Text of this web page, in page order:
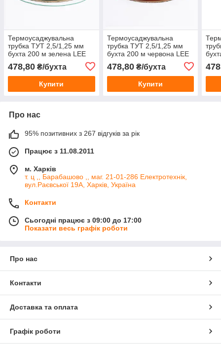
Термоусаджувальна
трубка ТУТ 2,5/1,25 мм
бухта 200 м зелена LEE
478,80 ₴/бухта
Купити
Термоусаджувальна
трубка ТУТ 2,5/1,25 мм
бухта 200 м червона LEE
478,80₴/бухта
Купити
Про нас
95% позитивних з 267 відгуків за рік
Працює з 11.08.2011
м. Харків
т. ц ,, Барабашово ,, маг. 21-01-286 Електротехнік,
вул.Раєвської 19А, Харків, Україна
Контакти
Сьогодні працює з 09:00 до 17:00
Показати весь графік роботи
Про нас
Контакти
Доставка та оплата
Графік роботи